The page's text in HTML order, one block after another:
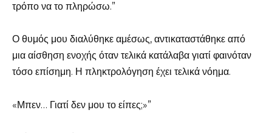
τρόπο να το πληρώσω.”
Ο θυμός μου διαλύθηκε αμέσως, αντικαταστάθηκε από
μια αίσθηση ενοχής όταν τελικά κατάλαβα γιατί φαινόταν
τόσο επίσημη. Η πληκτρολόγηση έχει τελικά νόημα.
«Μπεν… Γιατί δεν μου το είπες;»”